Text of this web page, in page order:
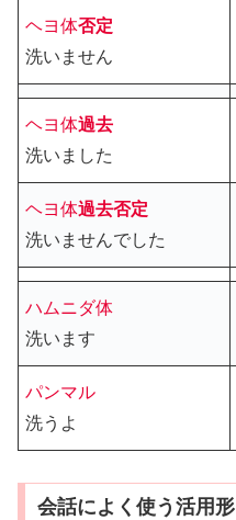
ヘヨ体否定
洗いません
ヘヨ体過去
洗いました
ヘヨ体過去否定
洗いませんでした
ハムニダ体
洗います
パンマル
洗うよ
会話によく使う活用形